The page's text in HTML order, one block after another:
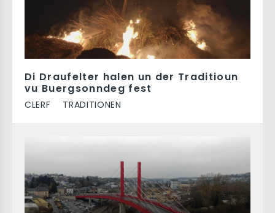
Di Draufelter halen un der Traditioun
vu Buergsonndeg fest
CLERF TRADITIONEN